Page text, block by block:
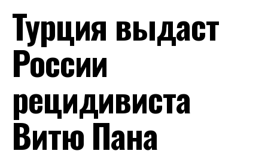
Турция выдаст
России
рецидивиста
Витю Пана